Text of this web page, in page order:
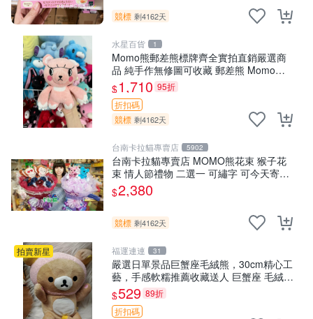
競標 剩4162天
水星百貨 1
Momo熊郵差熊標牌齊全實拍直銷嚴選商
品 純手作無修圖可收藏 郵差熊 Momo熊
標牌 商品
$1,710 95折
折扣碼
競標 剩4162天
台南卡拉貓專賣店 5902
台南卡拉貓專賣店 MOMO熊花束 猴子花
束 情人節禮物 二選一 可繡字 可今天寄明
天到
$2,380
競標 剩4162天
拍賣新星 福運連連 31
嚴選日單景品巨蟹座毛絨熊，30cm精心工
藝，手感軟糯推薦收藏送人 巨蟹座 毛絨玩
具 精緻做工
$529 89折
折扣碼